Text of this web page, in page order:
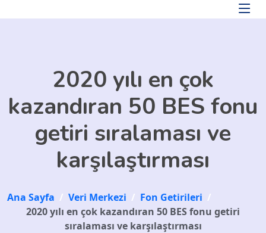
2020 yılı en çok
kazandıran 50 BES fonu
getiri sıralaması ve
karşılaştırması
Ana Sayfa / Veri Merkezi / Fon Getirileri /
2020 yılı en çok kazandıran 50 BES fonu getiri
sıralaması ve karşılaştırması